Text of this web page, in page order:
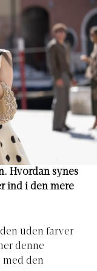
Hvordan synes
ind i den mere
uden farver
denne
med den